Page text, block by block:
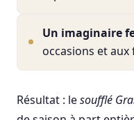
Un imaginaire
occasions et aux
Résultat : lesoufflé